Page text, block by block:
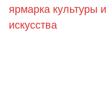
ярмарка культуры и
искусства